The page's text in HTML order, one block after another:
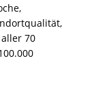
70